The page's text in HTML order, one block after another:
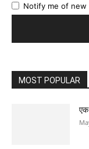
Notify me of new
MOST POPULAR
एक